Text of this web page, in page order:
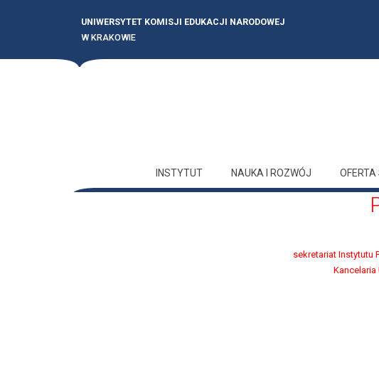
UNIWERSYTET KOMISJI EDUKACJI NARODOWEJ
W KRAKOWIE
INSTYTUT NAUKA I ROZWÓJ OFERTA
sekretariat Instytutu
Kancelaria